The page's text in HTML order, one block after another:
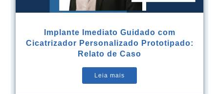
Implante Imediato Guidado com
Cicatrizador Personalizado Prototipado:
Relato de Caso
Leia mais